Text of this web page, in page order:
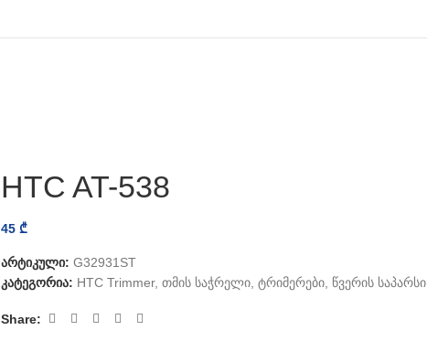
HTC AT-538
45₾
არტიკული:G32931ST
კატეგორია: HTC Trimmer, თმის საჭრელი, ტრიმერები, წვერის საპარსი
Share: